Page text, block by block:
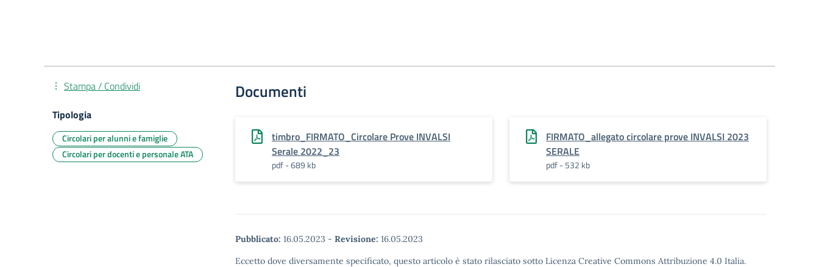
Documenti
timbro_FIRMATO_Circolare Prove INVALSI
Serale 2022_23
pdf - 689 kb
FIRMATO_allegato circolare prove INVALSI 2023
SERALE
pdf - 532 kb
Pubblicato: 16.05.2023 - Revisione: 16.05.2023
Eccetto dove diversamente specificato, questo articolo è stato rilasciato sotto Licenza Creative Commons Attribuzione 4.0 Italia.
Stampa / Condividi
Tipologia
Circolari per alunni e famiglie
Circolari per docenti e personale ATA